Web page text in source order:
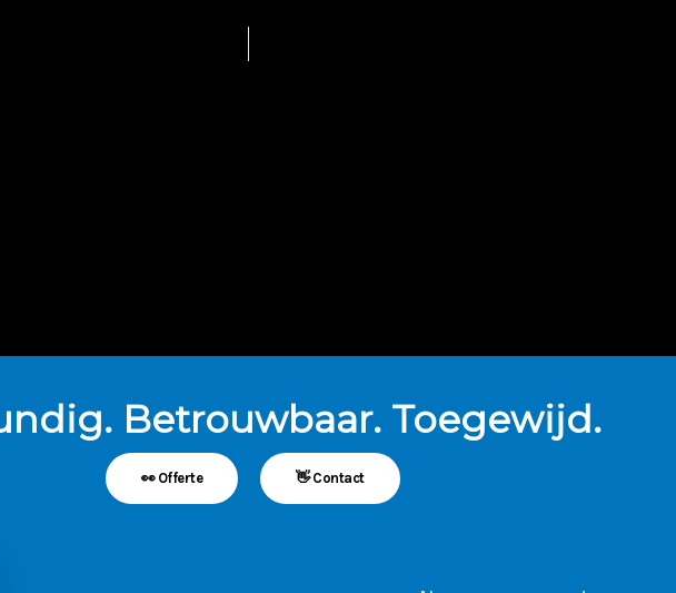
Betrouwbaar. Toegewijd.
👀 Offerte 👋 Contact